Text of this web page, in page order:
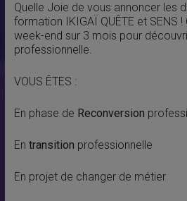
Quelle Joie de vous annoncer les
formation IKIGAÏ QUÊTE et SENS !
week-end sur 3 mois pour
professionnelle.
VOUS ÊTES :
En phase de Reconversion
En transition professionnelle
En projet de changer de métier